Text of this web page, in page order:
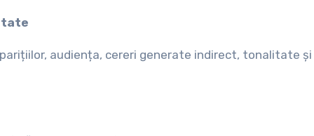
audiența, cereri generate indirect, tonalitate